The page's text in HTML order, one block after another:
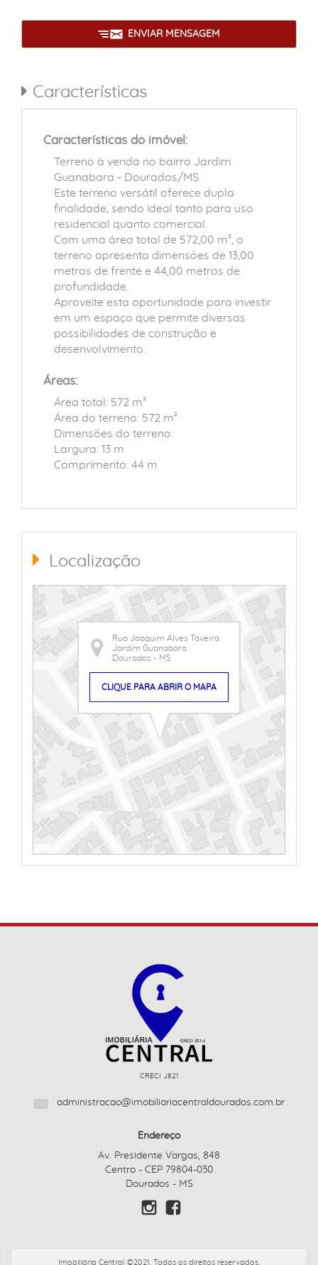
ENVIAR MENSAGEM
Características
Características do imóvel:
Terreno à venda no bairro Jardim
Guanabara - Dourados/MS.
Este terreno versátil oferece dupla
finalidade, sendo ideal tanto para uso
residencial quanto comercial.
Com uma área total de 572,00 m², o
terreno apresenta dimensões de 13,00
metros de frente e 44,00 metros de
profundidade.
Aproveite esta oportunidade para investir
em um espaço que permite diversas
possibilidades de construção e
desenvolvimento.
Áreas:
Área total: 572 m²
Área do terreno: 572 m²
Dimensões do terreno:
Largura: 13 m
Comprimento: 44 m
Localização
Rua Joaquim Alves Taveira
Jardim Guanabara
Dourados - MS
CLIQUE PARA ABRIR O MAPA
CRECI J821
administracao@imobiliariacentraldourados.com.br
Endereço
Av. Presidente Vargas, 848
Centro - CEP 79804-030
Dourados - MS
Imobiliária Central ©2021. Todos os direitos reservados.